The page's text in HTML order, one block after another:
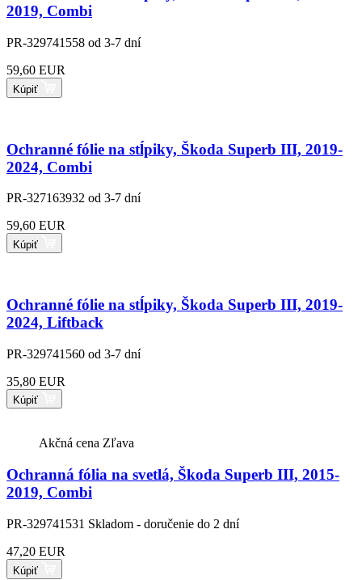
2019, Combi
PR-329741558 od 3-7 dní
59,60 EUR
Kúpiť
Ochranné fólie na stĺpiky, Škoda Superb III, 2019-
2024, Combi
PR-327163932 od 3-7 dní
59,60 EUR
Kúpiť
Ochranné fólie na stĺpiky, Škoda Superb III, 2019-
2024, Liftback
PR-329741560 od 3-7 dní
35,80 EUR
Kúpiť
Akčná cena Zľava
Ochranná fólia na svetlá, Škoda Superb III, 2015-
2019, Combi
PR-329741531 Skladom - doručenie do 2 dní
47,20 EUR
Kúpiť